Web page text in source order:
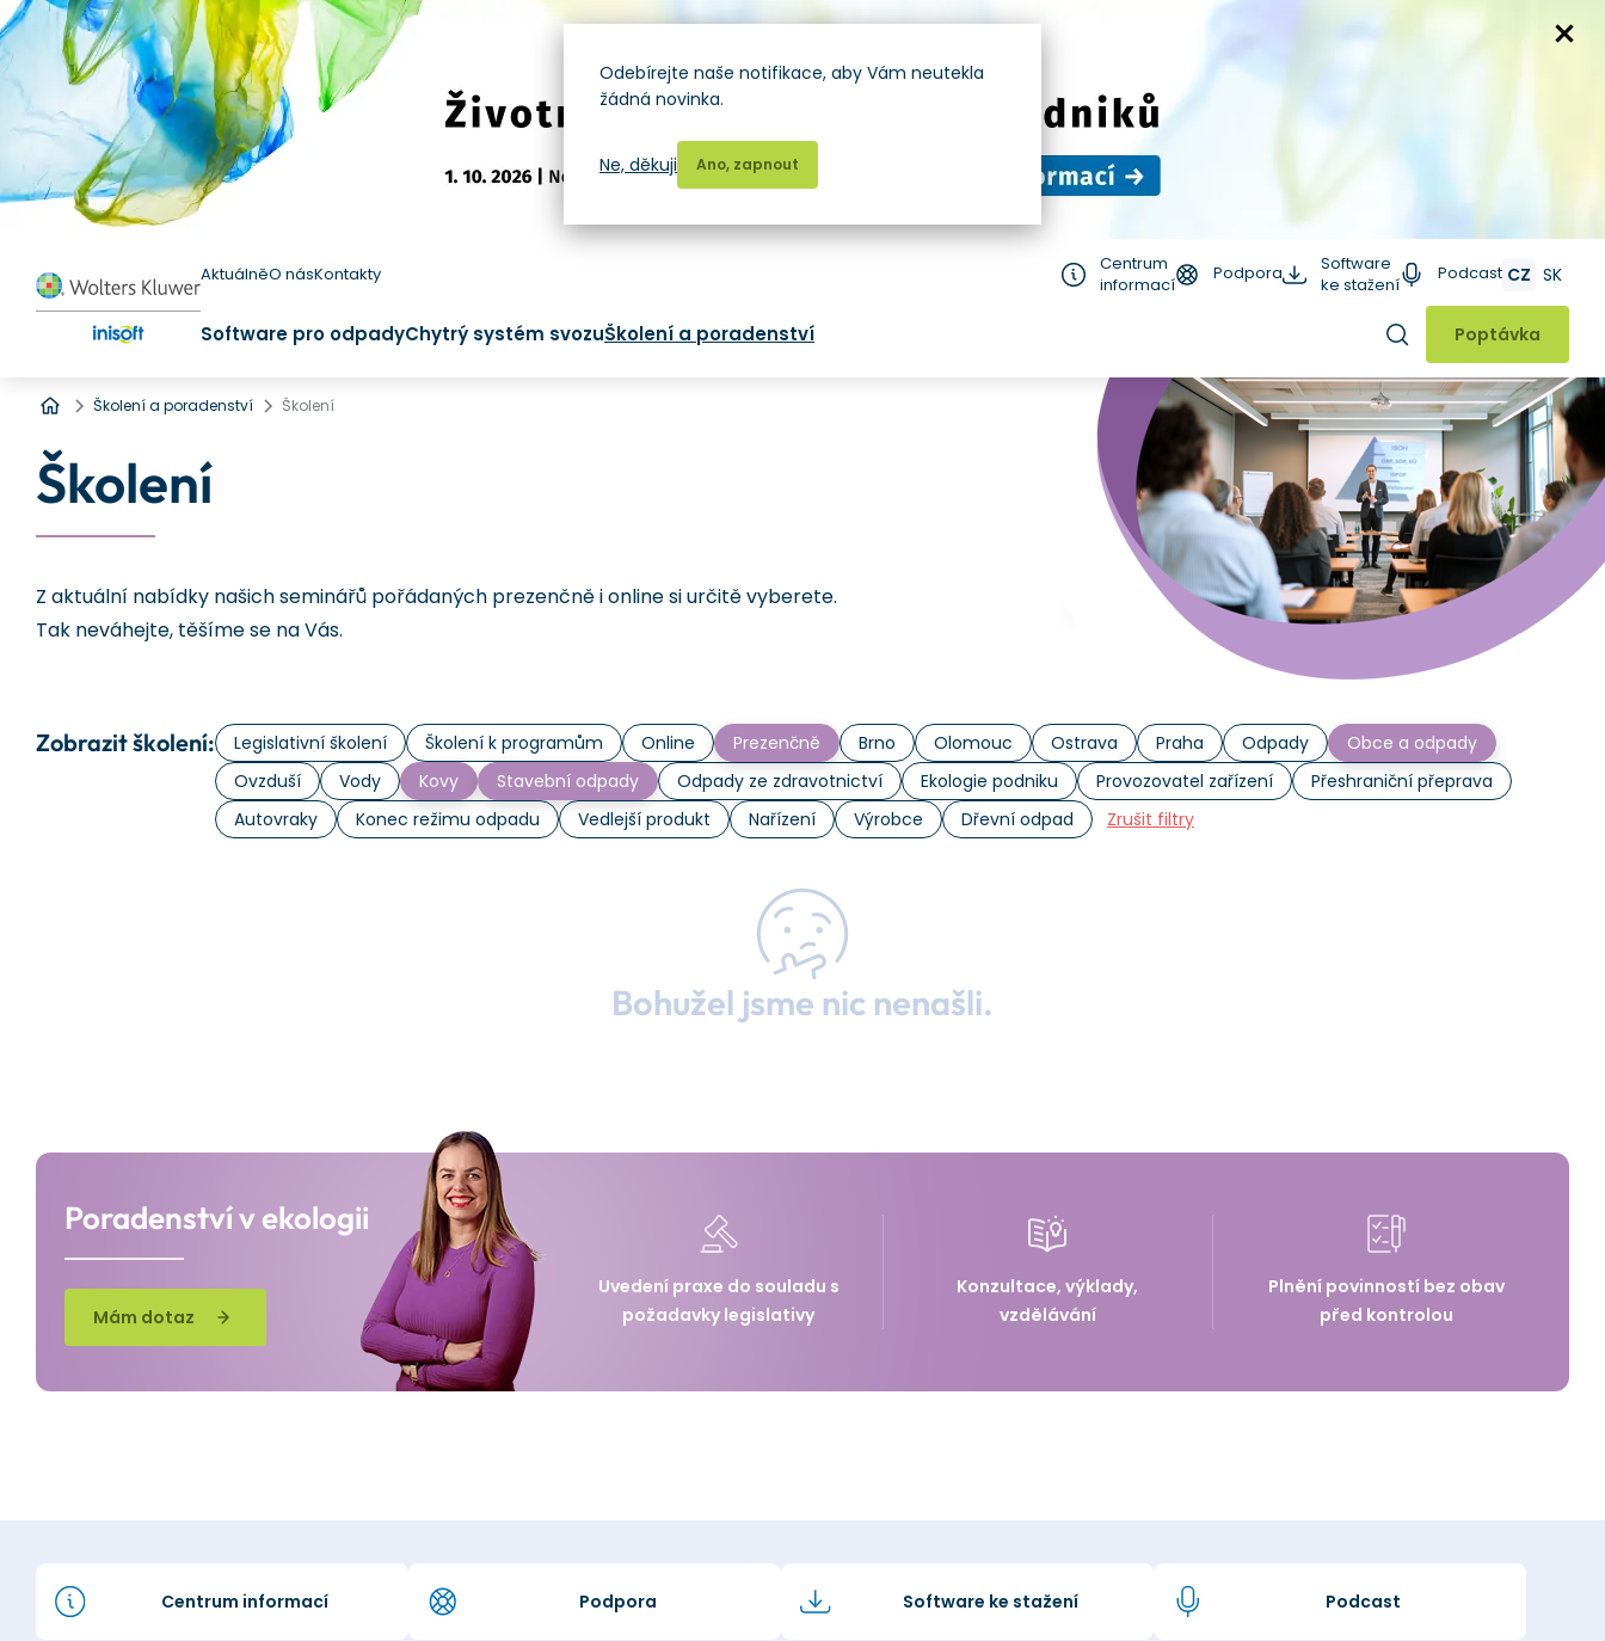
AktuálněO násKontakty
Centrum
informací
Podpora
Software
ke stažení
Podcast CZ SK
Software pro odpadyChytrý systém svozuŠkolení a poradenství Hledat
Poptávka
Úvod
Školení a poradenství Školení
Školení
Z aktuální nabídky našich seminářů pořádaných prezenčně i online si určitě vyberete.
Tak neváhejte, těšíme se na Vás.
Zobrazit školení: Legislativní školení Školení k programům Online Prezenčně Brno Olomouc Ostrava Praha Odpady
Obce a odpady
Ovzduší
Vody Kovy Stavební odpady Odpady ze zdravotnictví Ekologie podniku Provozovatel zařízení
Přeshraniční přeprava
Autovraky
Konec režimu odpadu Vedlejší produkt Nařízení Výrobce Dřevní odpad Zrušit filtry
Bohužel jsme nic nenašli.
Poradenství v ekologii
Mám dotaz
Uvedení praxe do souladu s
požadavky legislativy
Konzultace, výklady,
vzdělávání
Plnění povinností bez obav
před kontrolou
Centrum informací Podpora Software ke stažení Podcast
Odebírejte naše notifikace, aby Vám neutekla
žádná novinka.
Ano, zapnout
Ne, děkuji